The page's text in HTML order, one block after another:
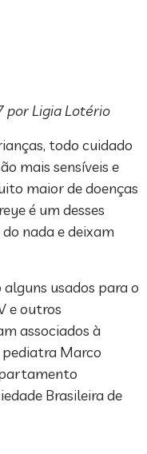
por Ligia Lotério
todo cuidado
mais sensíveis e
maior de doenças
é um desses
nada e deixam
usados para o
e outros
associados à
pediatra Marco
Brasileira de